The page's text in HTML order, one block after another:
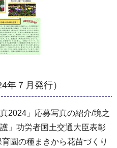
年７月発行）
2024」応募写真の紹介/境之
」功労者国土交通大臣表彰
園の種まきから花苗づくり